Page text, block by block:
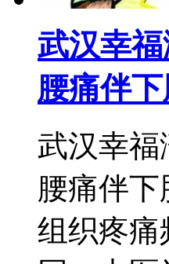
武汉幸
腰痛伴
武汉幸
腰痛伴
组织疼痛